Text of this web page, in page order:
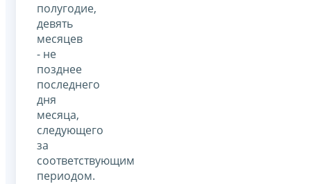
полугодие,
девять
месяцев
- не
позднее
последнего
дня
месяца,
следующего
за
соответствующим
периодом.